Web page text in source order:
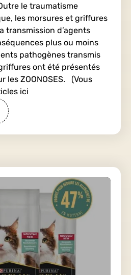
le traumatisme
les morsures et griffures
transmission d’agents
plus ou moins
pathogènes transmis
ont été présentés
les ZOONOSES. (Vous
ici